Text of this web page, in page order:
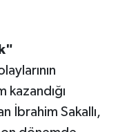
kazandığı
İbrahim Sakallı,